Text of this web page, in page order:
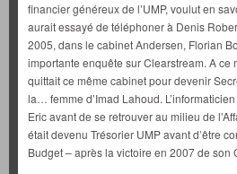
financier généreux de l’UMP, voulut en
aurait essayé de téléphoner à Denis
2005, dans le cabinet Andersen, Florian
importante enquête sur Clearstream. A ce
quittait ce même cabinet pour devenir
la… femme d’Imad Lahoud.
Eric avant de se retrouver au milieu de
était devenu Trésorier UMP avant d’être
Budget – après la victoire en 2007 de son